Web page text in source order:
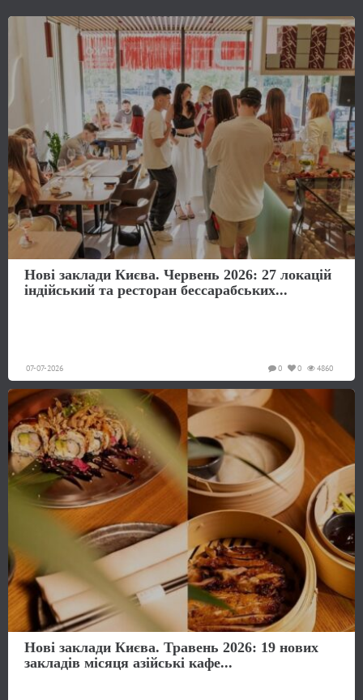
Нові заклади Києва. Червень 2026: 27 локацій
індійський та ресторан бессарабських...
07-07-2026 4860
0
0
Нові заклади Києва. Травень 2026: 19 нових
закладів місяця азійські кафе...